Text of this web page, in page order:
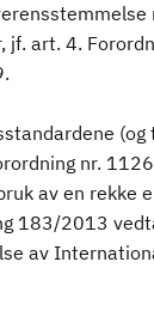
jf. art. 4.
nr.
av en rekke
183/2013
av